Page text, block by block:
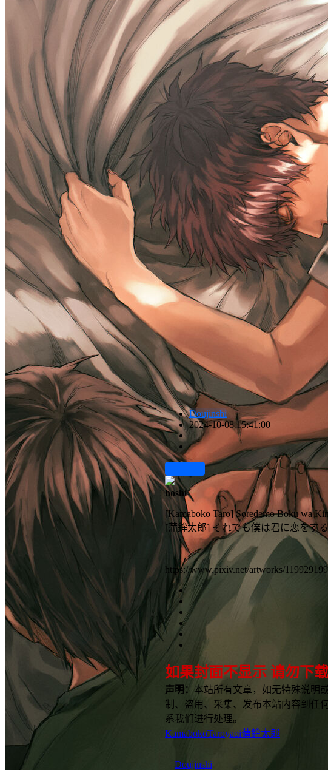
Doujinshi
2024-10-08 15:41:00
hoshi
[Kamaboko Taro] Soredemo Boku wa
[蒲鉾太郎] それでも僕は君に恋をす
https://www.pixiv.net/artworks/119929199
如果封面不显示 请勿下
声明： 本站所有文章，如无特殊说明
制、盗用、采集、发布本站内容到任
系我们进行处理。
KamabokoTaroyaoi蒲鉾太郎
Doujinshi